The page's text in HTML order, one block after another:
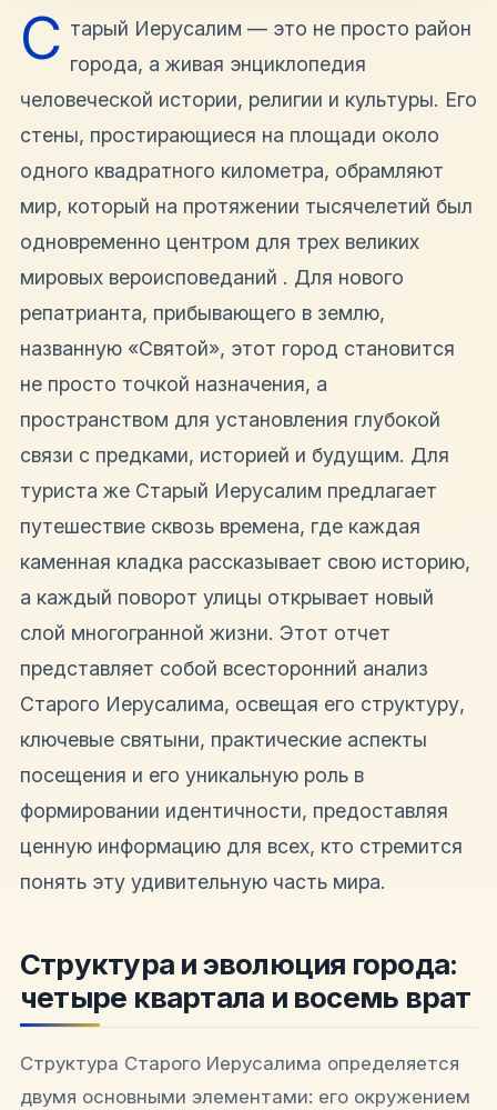
С тарый Иерусалим — это не просто район
города, а живая энциклопедия
человеческой истории, религии и культуры. Его
стены, простирающиеся на площади около
одного квадратного километра, обрамляют
мир, который на протяжении тысячелетий был
одновременно центром для трех великих
мировых вероисповеданий . Для нового
репатрианта, прибывающего в землю,
названную «Святой», этот город становится
не просто точкой назначения, а
пространством для установления глубокой
связи с предками, историей и будущим. Для
туриста же Старый Иерусалим предлагает
путешествие сквозь времена, где каждая
каменная кладка рассказывает свою историю,
а каждый поворот улицы открывает новый
слой многогранной жизни. Этот отчет
представляет собой всесторонний анализ
Старого Иерусалима, освещая его структуру,
ключевые святыни, практические аспекты
посещения и его уникальную роль в
формировании идентичности, предоставляя
ценную информацию для всех, кто стремится
понять эту удивительную часть мира.
Структура и эволюция города:
четыре квартала и восемь врат
Структура Старого Иерусалима определяется
двумя основными элементами: его окружением